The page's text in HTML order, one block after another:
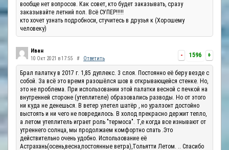
вообще нет вопросов. Как совет, кто будет заказывать, сразу
заказывайте летний пол. Всё СУПЕР!!!!!
кто хочет узнать подробноси, стучитесь в друзья к (Хорошему
человеку)
- 1596 +
Иван
10 Окт 2021 в 17:55 # Ответить
Брал палатку в 2017 г. 1,85 дуплекс. 3 слоя. Постоянно её беру везде с
собой. За всё это время разошёлся шов в открывающейся стенке. Но,
это не проблема. При использовании этой палатки весной с печкой на
внутренней стороне (утеплителе) образовались разводы. Но от этого
ни куда не денешься. В ветер улетел шатёр , но уралзонт достойно
выстоять и ни чего не повредилось. В холод прекрасно держит тепло,
а летом утеплитель играет роль "термоса". Т,е когда все изнывают от
утреннего солнца, мы продолжаем комфортно спать .Это
действительно очень удобно. Использование её
Астрахань(осень,весна,постоянные ветра),Тольятти Летом. .. Спасибо